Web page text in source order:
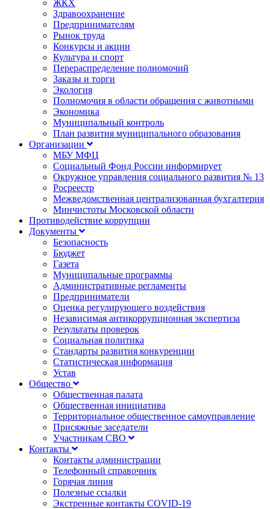
ЖКХ
Здравоохранение
Предпринимателям
Рынок труда
Конкурсы и акции
Культура и спорт
Перераспределение полномочий
Заказы и торги
Экология
Полномочия в области обращения с животными
Экономика
Муниципальный контроль
План развития муниципального образования
Организации
МБУ МФЦ
Социальный Фонд России информирует
Окружное управления социального развития № 13
Росреестр
Межведомственная централизованная бухгалтерия
Минчистоты Московской области
Противодействие коррупции
Документы
Безопасность
Бюджет
Газета
Муниципальные программы
Административные регламенты
Предприниматели
Оценка регулирующего воздействия
Независимая антикоррупционная экспертиза
Результаты проверок
Социальная политика
Стандарты развития конкуренции
Статистическая информация
Устав
Общество
Общественная палата
Общественная инициатива
Территориальное общественное самоуправление
Присяжные заседатели
Участникам СВО
Контакты
Контакты администрации
Телефонный справочник
Горячая линия
Полезные ссылки
Экстренные контакты COVID-19